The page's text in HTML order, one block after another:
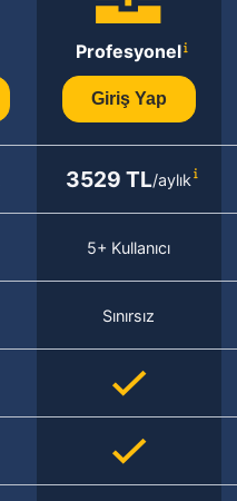
Profesyonel
Giriş Yap
3529 TL/aylık
5+ Kullanıcı
Sınırsız